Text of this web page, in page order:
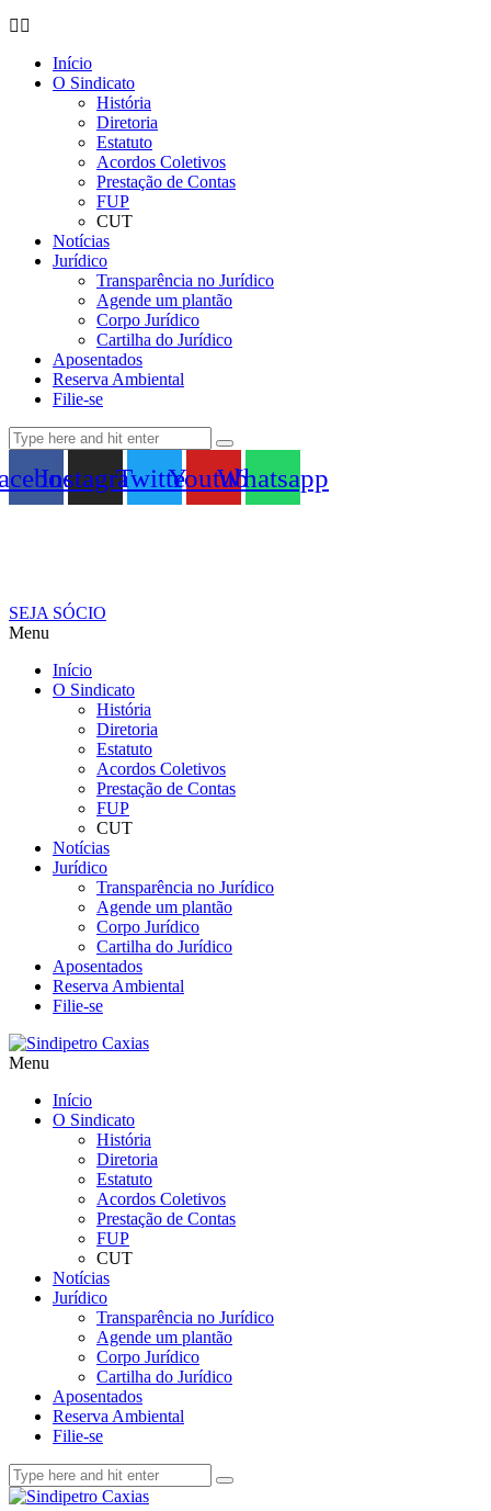
Início
O Sindicato
História
Diretoria
Estatuto
Acordos Coletivos
Prestação de Contas
FUP
CUT
Notícias
Jurídico
Transparência no Jurídico
Agende um plantão
Corpo Jurídico
Cartilha do Jurídico
Aposentados
Reserva Ambiental
Filie-se
InstagramTwitterYoutubeWhatsapp
SEJA SÓCIO
Menu
Início
O Sindicato
História
Diretoria
Estatuto
Acordos Coletivos
Prestação de Contas
FUP
CUT
Notícias
Jurídico
Transparência no Jurídico
Agende um plantão
Corpo Jurídico
Cartilha do Jurídico
Aposentados
Reserva Ambiental
Filie-se
Menu
Início
O Sindicato
História
Diretoria
Estatuto
Acordos Coletivos
Prestação de Contas
FUP
CUT
Notícias
Jurídico
Transparência no Jurídico
Agende um plantão
Corpo Jurídico
Cartilha do Jurídico
Aposentados
Reserva Ambiental
Filie-se